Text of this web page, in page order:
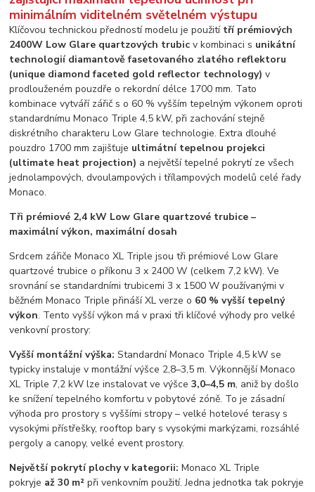
Klíčovou technickou předností modelu je použití tří prémiových
2400W Low Glare quartzových trubic v kombinaci s unikátní
technologií diamantově fasetovaného zlatého reflektoru
(unique diamond faceted gold reflector technology) v
prodlouženém pouzdře o rekordní délce 1700 mm. Tato
kombinace vytváří zářič s o 60 % vyšším tepelným výkonem oproti
standardnímu Monaco Triple 4,5 kW, při zachování stejně
diskrétního charakteru Low Glare technologie. Extra dlouhé
pouzdro 1700 mm zajišťuje ultimátní tepelnou projekci
(ultimate heat projection) a největší tepelné pokrytí ze všech
jednolampových, dvoulampových i třílampových modelů celé řady
Monaco.
Tři prémiové 2,4 kW Low Glare quartzové trubice –
maximální výkon, maximální dosah
Srdcem zářiče Monaco XL Triple jsou tři prémiové Low Glare
quartzové trubice o příkonu 3 x 2400 W (celkem 7,2 kW). Ve
srovnání se standardními trubicemi 3 x 1500 W používanými v
běžném Monaco Triple přináší XL verze o 60 % vyšší tepelný
výkon. Tento vyšší výkon má v praxi tři klíčové výhody pro velké
venkovní prostory:
Vyšší montážní výška: Standardní Monaco Triple 4,5 kW se
typicky instaluje v montážní výšce 2,8–3,5 m. Výkonnější Monaco
XL Triple 7,2 kW lze instalovat ve výšce3,0–4,5 m, aniž by došlo
ke snížení tepelného komfortu v pobytové zóně. To je zásadní
výhoda pro prostory s vyššími stropy – velké hotelové terasy s
vysokými přístřešky, rooftop bary s vysokými markýzami, rozsáhlé
pergoly a canopy, velké event prostory.
Největší pokrytí plochy v kategorii: Monaco XL Triple
pokryje až 30 m² při venkovním použití. Jedna jednotka tak pokryje